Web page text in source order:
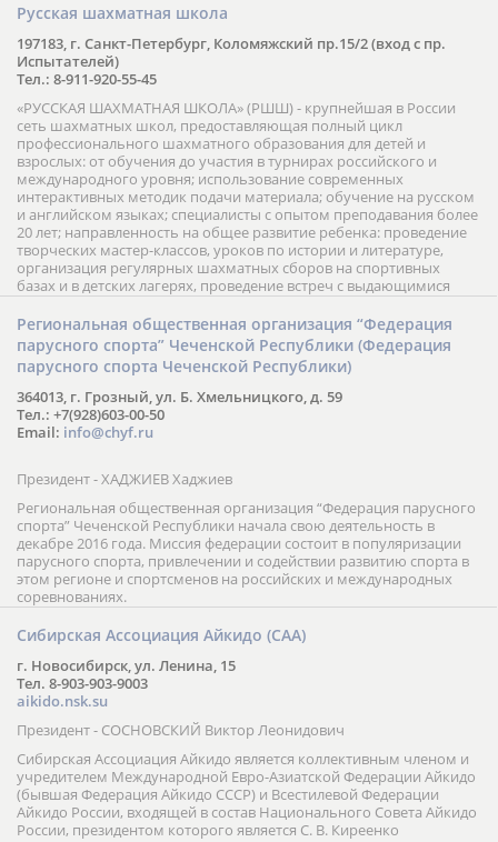
Русская шахматная школа
197183, г. Санкт-Петербург, Коломяжский пр.15/2 (вход с пр.
Испытателей)
Тел.: 8-911-920-55-45
«РУССКАЯ ШАХМАТНАЯ ШКОЛА» (РШШ) - крупнейшая в России
сеть шахматных школ, предоставляющая полный цикл
профессионального шахматного образования для детей и
взрослых: от обучения до участия в турнирах российского и
международного уровня; использование современных
интерактивных методик подачи материала; обучение на русском
и английском языках; специалисты с опытом преподавания более
20 лет; направленность на общее развитие ребенка: проведение
творческих мастер-классов, уроков по истории и литературе,
организация регулярных шахматных сборов на спортивных
базах и в детских лагерях, проведение встреч с выдающимися
шахматистами; корпоративное обучение; онлайн обучение в
форме вебинаров и индивидуальных занятий, круглые столы
российских и международных тренеров, организация фестивалей;
онлайн трансляция мероприятий и турниров.
Региональная общественная организация “Федерация
парусного спорта” Чеченской Республики (Федерация
парусного спорта Чеченской Республики)
364013, г. Грозный, ул. Б. Хмельницкого, д. 59
Тел.: +7(928)603-00-50
Email: info@chyf.ru
Президент - ХАДЖИЕВ Хаджиев
Региональная общественная организация “Федерация парусного
спорта” Чеченской Республики начала свою деятельность в
декабре 2016 года. Миссия федерации состоит в популяризации
парусного спорта, привлечении и содействии развитию спорта в
этом регионе и спортсменов на российских и международных
соревнованиях.
Сибирская Ассоциация Айкидо (САА)
г. Новосибирск, ул. Ленина, 15
Тел. 8-903-903-9003
aikido.nsk.su
Президент - СОСНОВСКИЙ Виктор Леонидович
Сибирская Ассоциация Айкидо является коллективным членом и
учредителем Международной Евро-Азиатской Федерации Айкидо
(бывшая Федерация Айкидо СССР) и Всестилевой Федерации
Айкидо России, входящей в состав Национального Совета Айкидо
России, президентом которого является С. В. Киреенко